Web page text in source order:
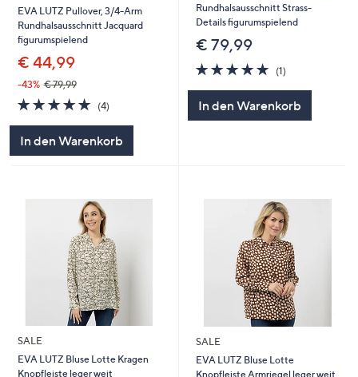
EVA LUTZ Pullover, 3/4-Arm
Rundhalsausschnitt Jacquard
figurumspielend
€ 44,99
-43% € 79,99
5.0
von
5
(4)
In den Warenkorb
Rundhalsausschnitt Strass-
Details figurumspielend
€ 79,99
5.0
von
5
(1)
In den Warenkorb
SALE
EVA LUTZ Bluse Lotte Kragen
Knopfleiste leger weit
SALE
EVA LUTZ Bluse Lotte
Knopfleiste Armriegel leger weit